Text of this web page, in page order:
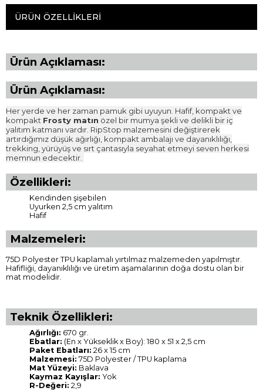
ÜRÜN ÖZELLIKLERI
Ürün Açıklaması:
Ürün Açıklaması:
Her yerde ve her zaman pamuk gibi uyuyun. Hafif, kompakt ve
kompakt Frosty matın özel bir mumya şekli ve delikli bir iç
yalıtım katmanı vardır. RipStop malzemesini değiştirerek
artırdığımız düşük ağırlığı, kompakt ambalajı ve dayanıklılığı,
trekking, yürüyüş ve sırt çantasıyla seyahat etmeyi seven herkesi
memnun edecektir.
Özellikleri:
Kendinden şişebilen
Uyurken 2,5 cm yalıtım
Hafif
Malzemeleri:
75D Polyester TPU kaplamalı yırtılmaz malzemeden yapılmıştır.
Hafifliği, dayanıklılığı ve üretim aşamalarının doğa dostu olan bir
mat modelidir.
Teknik Özellikleri:
Ağırlığı: 670 gr.
Ebatlar: (En x Yükseklik x Boy): 180 x 51 x 2,5 cm
Paket Ebatları: 26 x 15 cm
Malzemesi: 75D Polyester / TPU kaplama
Mat Yüzeyi: Baklava
Kaymaz Kayışlar: Yok
R-Değeri: 2,9